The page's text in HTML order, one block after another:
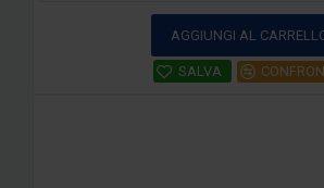
AGGIUNGI AL
SALVA